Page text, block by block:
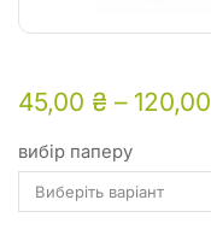
45,00 ₴ – 120,00
вибір паперу